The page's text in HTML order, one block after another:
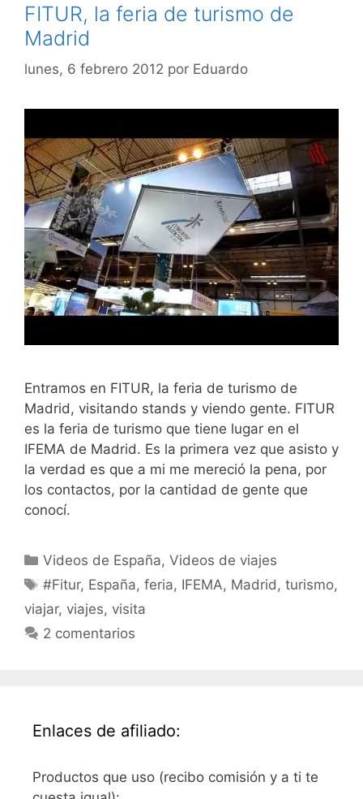
FITUR, la feria de turismo de
Madrid
lunes, 6 febrero 2012 por Eduardo
Entramos en FITUR, la feria de turismo de
Madrid, visitando stands y viendo gente. FITUR
es la feria de turismo que tiene lugar en el
IFEMA de Madrid. Es la primera vez que asisto y
la verdad es que a mi me mereció la pena, por
los contactos, por la cantidad de gente que
conocí.
Categorías
Videos de España,Videos de viajes
Etiquetas
#Fitur, España,feria, IFEMA, Madrid,turismo,
viajar, viajes, visita
2 comentarios
Enlaces de afiliado:
Productos que uso (recibo comisión y a ti te